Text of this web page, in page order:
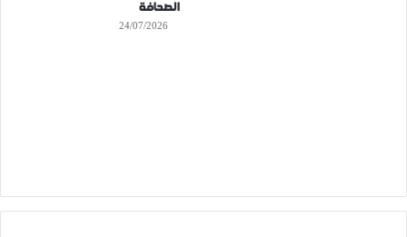
الصحافة
24/07/2026